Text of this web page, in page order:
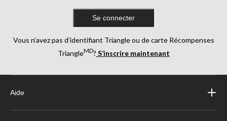
Se connecter
Vous n’avez pas d’identifiant Triangle ou de carte Récompenses
TriangleMD? S’inscrire maintenant
Aide